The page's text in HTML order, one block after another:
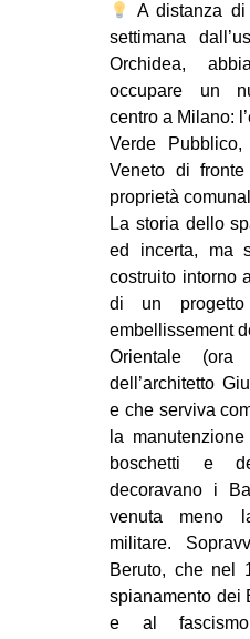
A distanza
settimana
Orchidea,
occupare un
centro a Milano:
Verde
Veneto di
proprietà
La storia dello
ed incerta, ma
costruito intorno
di un
embellissement
Orientale (ora
dell’architetto
e che serviva
la
boschetti e
decoravano i
venuta meno
militare.
Beruto, che nel
spianamento dei
e al